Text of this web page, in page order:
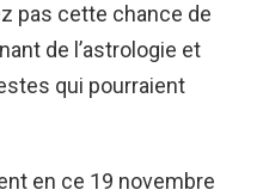
pas cette chance de
de l’astrologie et
qui pourraient
en ce 19 novembre